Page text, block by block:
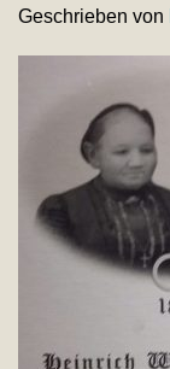
Geschrieben von